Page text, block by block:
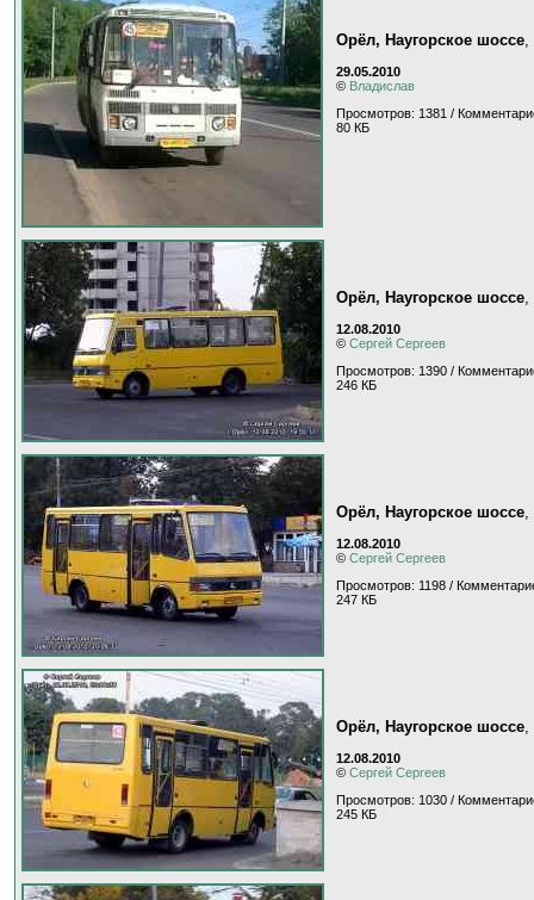
Орёл, Наугорское шоссе
29.05.2010
© Владислав
Просмотров: 1381 /
80 КБ
Орёл, Наугорское шоссе
12.08.2010
© Сергей Сергеев
Просмотров: 1390 /
246 КБ
Орёл, Наугорское шоссе
12.08.2010
© Сергей Сергеев
Просмотров: 1198 /
247 КБ
Орёл, Наугорское шоссе
12.08.2010
© Сергей Сергеев
Просмотров: 1030 /
245 КБ